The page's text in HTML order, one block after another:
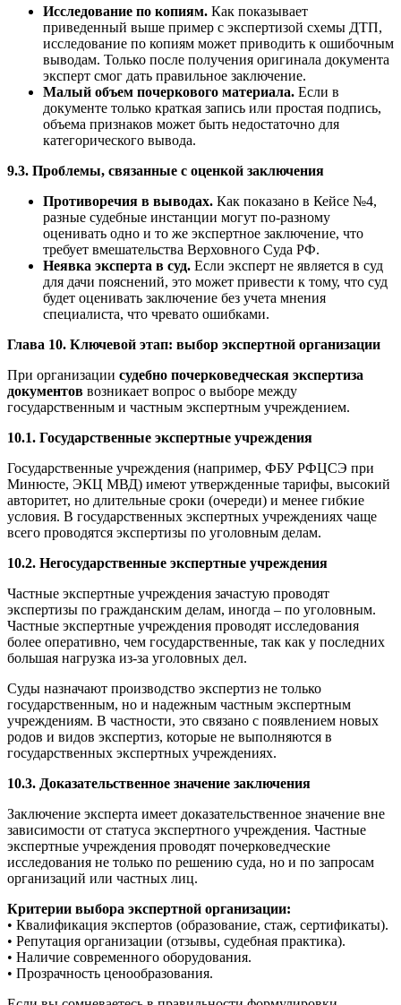
Исследование по копиям. Как показывает
приведенный выше пример с экспертизой схемы ДТП,
исследование по копиям может приводить к ошибочным
выводам. Только после получения оригинала документа
эксперт смог дать правильное заключение.
Малый объем почеркового материала. Если в
документе только краткая запись или простая подпись,
объема признаков может быть недостаточно для
категорического вывода.
9.3. Проблемы, связанные с оценкой заключения
Противоречия в выводах. Как показано в Кейсе №4,
разные судебные инстанции могут по-разному
оценивать одно и то же экспертное заключение, что
требует вмешательства Верховного Суда РФ.
Неявка эксперта в суд. Если эксперт не является в суд
для дачи пояснений, это может привести к тому, что суд
будет оценивать заключение без учета мнения
специалиста, что чревато ошибками.
Глава 10. Ключевой этап: выбор экспертной организации
При организации судебно почерковедческая экспертиза
документов возникает вопрос о выборе между
государственным и частным экспертным учреждением.
10.1. Государственные экспертные учреждения
Государственные учреждения (например, ФБУ РФЦСЭ при
Минюсте, ЭКЦ МВД) имеют утвержденные тарифы, высокий
авторитет, но длительные сроки (очереди) и менее гибкие
условия. В государственных экспертных учреждениях чаще
всего проводятся экспертизы по уголовным делам.
10.2. Негосударственные экспертные учреждения
Частные экспертные учреждения зачастую проводят
экспертизы по гражданским делам, иногда – по уголовным.
Частные экспертные учреждения проводят исследования
более оперативно, чем государственные, так как у последних
большая нагрузка из-за уголовных дел.
Суды назначают производство экспертиз не только
государственным, но и надежным частным экспертным
учреждениям. В частности, это связано с появлением новых
родов и видов экспертиз, которые не выполняются в
государственных экспертных учреждениях.
10.3. Доказательственное значение заключения
Заключение эксперта имеет доказательственное значение вне
зависимости от статуса экспертного учреждения. Частные
экспертные учреждения проводят почерковедческие
исследования не только по решению суда, но и по запросам
организаций или частных лиц.
Критерии выбора экспертной организации:
• Квалификация экспертов (образование, стаж, сертификаты).
• Репутация организации (отзывы, судебная практика).
• Наличие современного оборудования.
• Прозрачность ценообразования.